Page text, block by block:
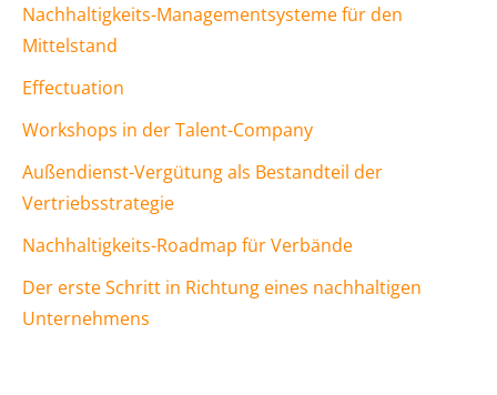
Nachhaltigkeits-Managementsysteme für den
Mittelstand
Effectuation
Workshops in der Talent-Company
Außendienst-Vergütung als Bestandteil der
Vertriebsstrategie
Nachhaltigkeits-Roadmap für Verbände
Der erste Schritt in Richtung eines nachhaltigen
Unternehmens